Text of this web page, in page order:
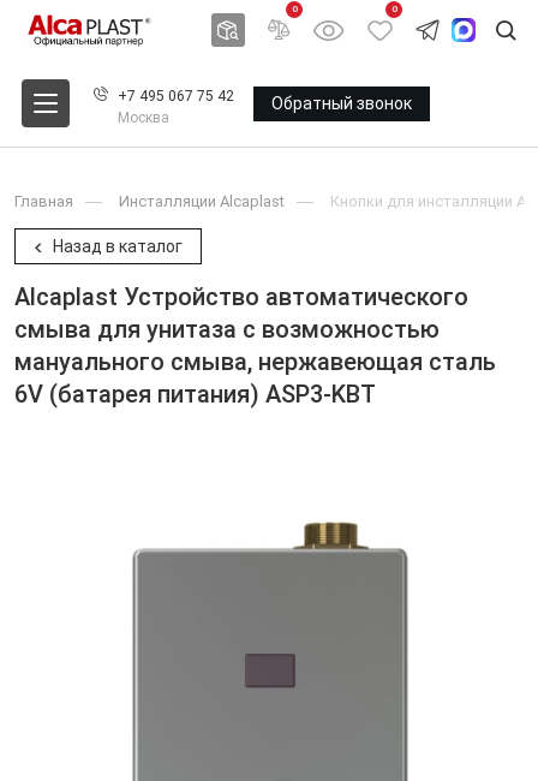
0 0
+7 495 067 75 42
Москва
Обратный звонок
Главная Инсталляции Alcaplast Кнопки для инсталляции
Назад в каталог
Alcaplast Устройство автоматического
смыва для унитаза с возможностью
мануального смыва, нержавеющая сталь
6V (батарея питания) ASP3-KBT